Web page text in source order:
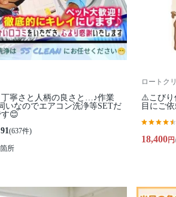
寧さと人柄の良さと…♪作業
いなのでエアコン洗浄等SETだ
😊
(637件)
所
ロートク
⚠️こびり
目にご
18,400円